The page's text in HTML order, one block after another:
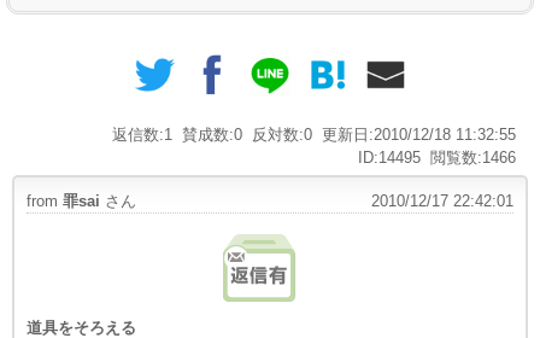
更新日:2010/12/18 11:32:55
反対数:0
賛成数:0
返信数:1
閲覧数:1466
ID:14495
from 罪sai さん 2010/12/17 22:42:01
道具をそろえる